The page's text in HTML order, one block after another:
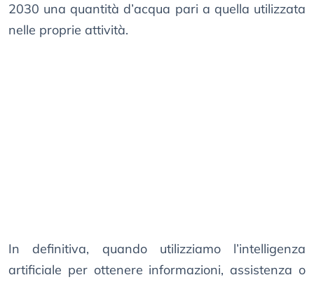
2030 una quantità d’acqua pari a quella utilizzata
nelle proprie attività.
In definitiva, quando utilizziamo l’intelligenza
artificiale per ottenere informazioni, assistenza o